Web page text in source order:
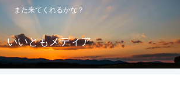
また来てくれるかな？
いいともメディア